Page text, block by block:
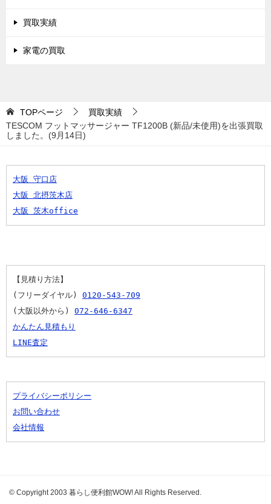
買取実績
家電の買取
TOPページ
買取実績
TESCOM フットマッサージャー TF1200B (新品/未使用)を出張買取
しました。(9月14日)
大阪 守口店
大阪 北摂茨木店
大阪 茨木office
【見積り方法】
(フリーダイヤル) 0120-543-709
(大阪以外から) 072-646-6347
かんたん見積もり
LINE査定
プライバシーポリシー
お問い合わせ
会社情報
© Copyright 2003 暮らし便利館WOW! All Rights Reserved.